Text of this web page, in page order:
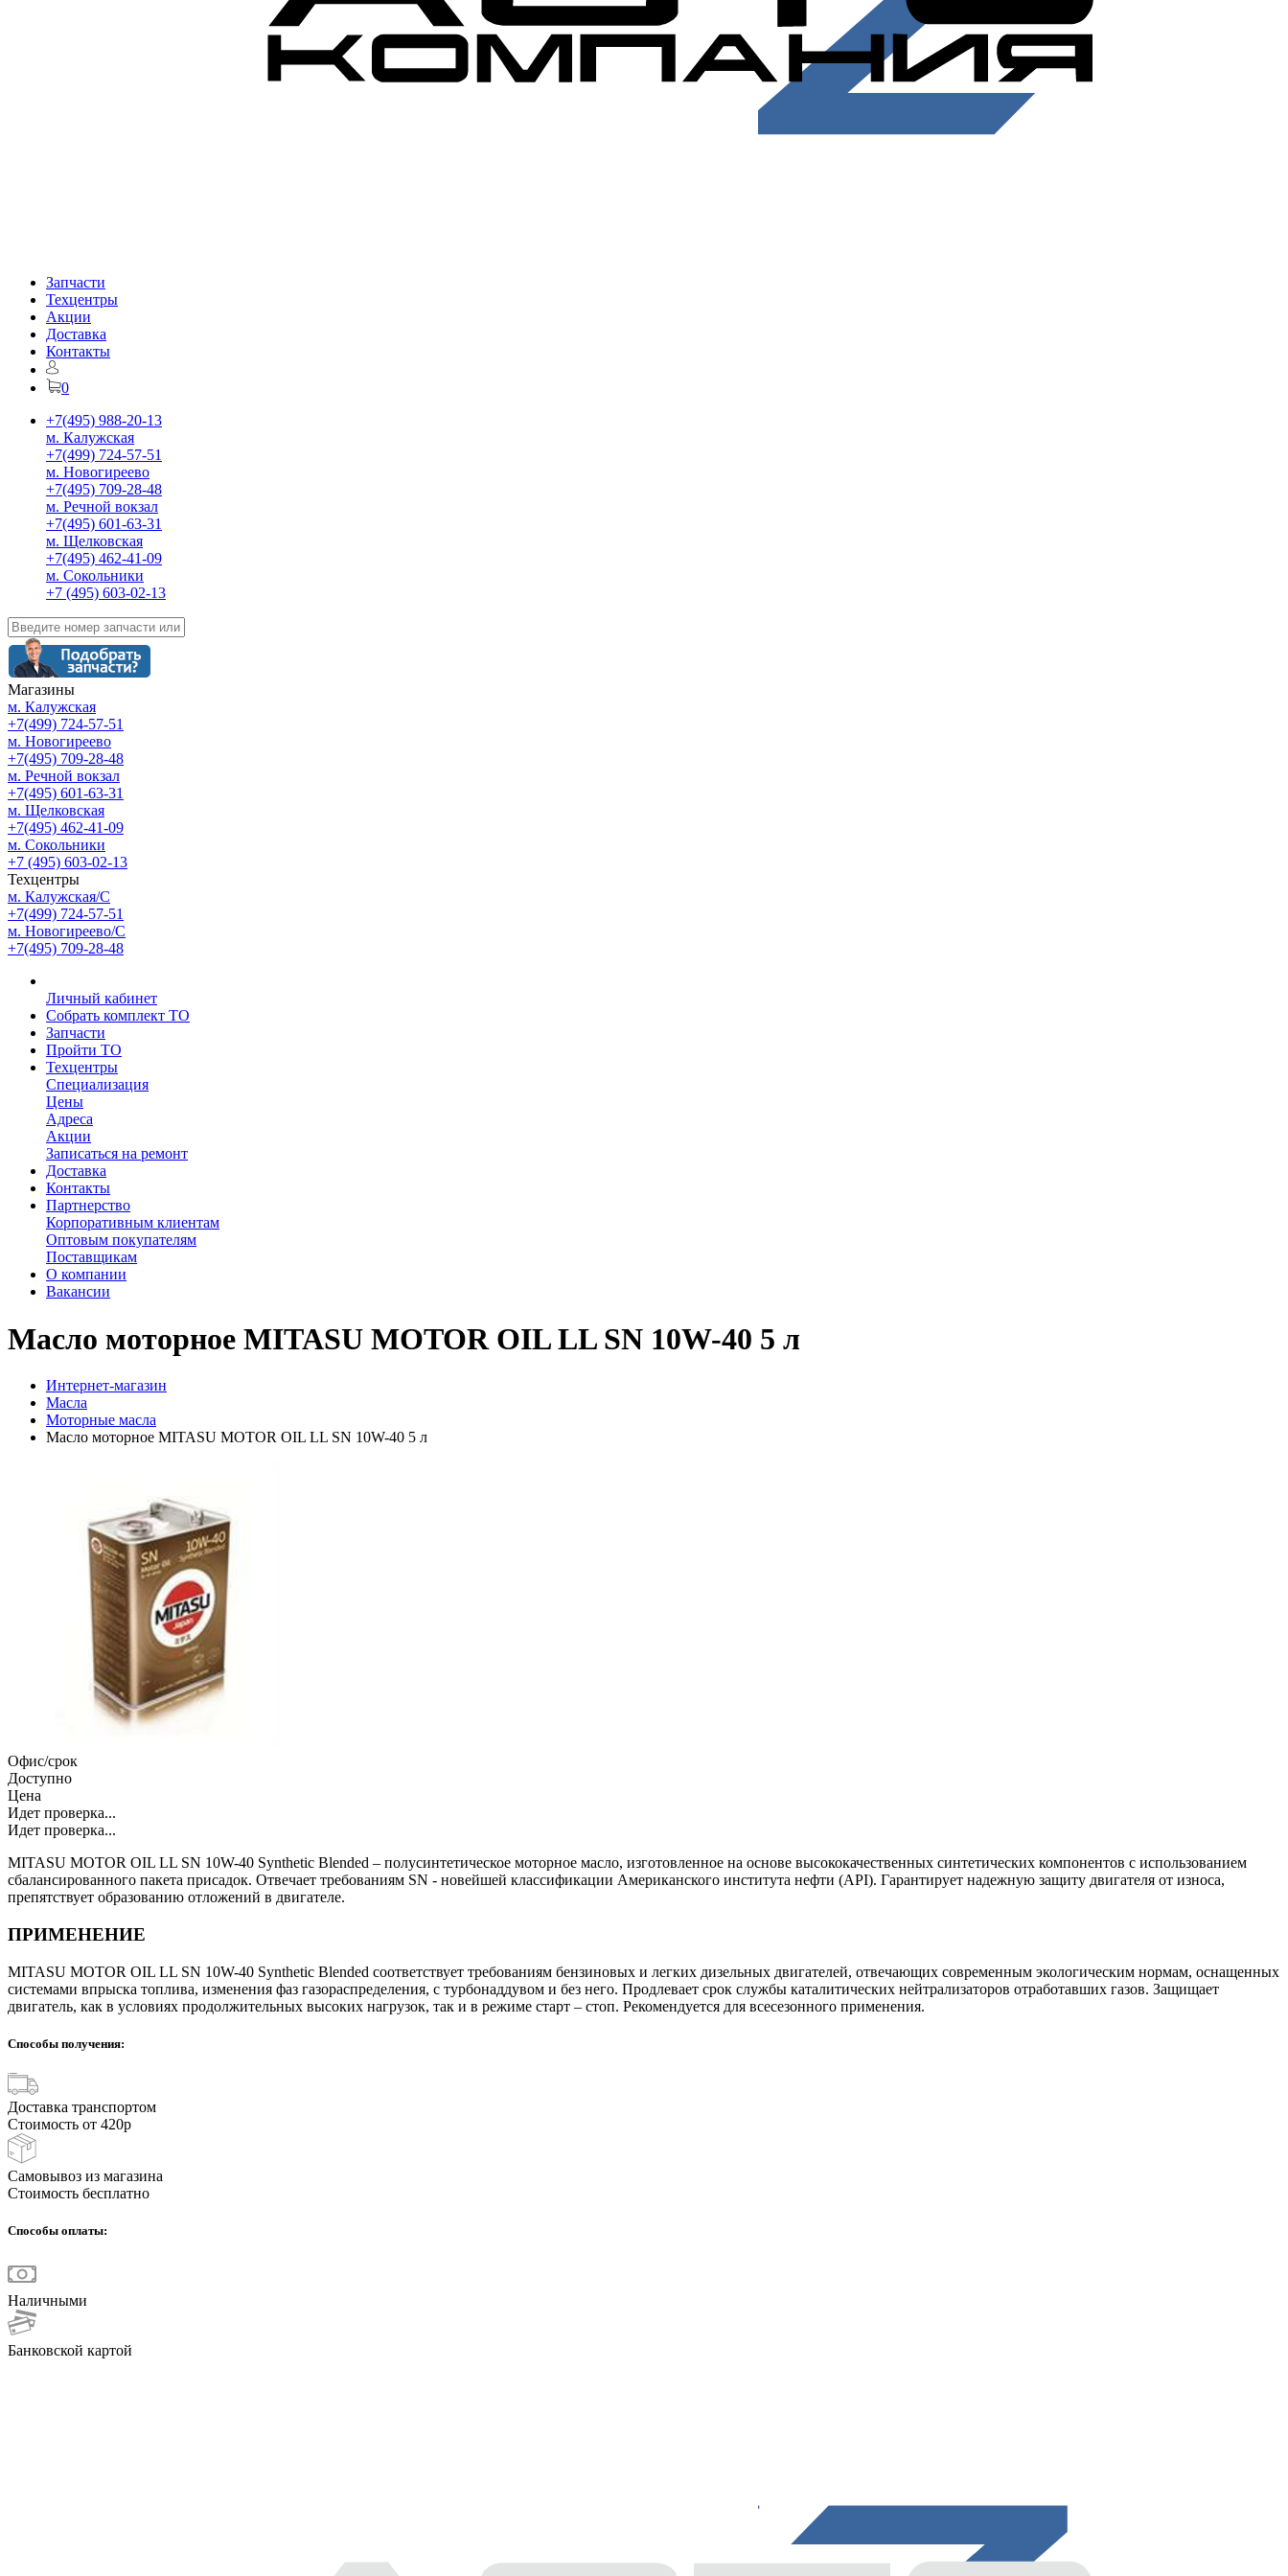
Запчасти
Техцентры
Акции
Доставка
Контакты
0
+7(495) 988-20-13
м. Калужская
+7(499) 724-57-51
м. Новогиреево
+7(495) 709-28-48
м. Речной вокзал
+7(495) 601-63-31
м. Щелковская
+7(495) 462-41-09
м. Сокольники
+7 (495) 603-02-13
Магазины
м. Калужская
+7(499) 724-57-51
м. Новогиреево
+7(495) 709-28-48
м. Речной вокзал
+7(495) 601-63-31
м. Щелковская
+7(495) 462-41-09
м. Сокольники
+7 (495) 603-02-13
Техцентры
м. Калужская/С
+7(499) 724-57-51
м. Новогиреево/С
+7(495) 709-28-48
Личный кабинет
Собрать комплект ТО
Запчасти
Пройти ТО
Техцентры
Специализация
Цены
Адреса
Акции
Записаться на ремонт
Доставка
Контакты
Партнерство
Корпоративным клиентам
Оптовым покупателям
Поставщикам
О компании
Вакансии
Масло моторное MITASU MOTOR OIL LL SN 10W-40 5 л
Интернет-магазин
Масла
Моторные масла
Масло моторное MITASU MOTOR OIL LL SN 10W-40 5 л
Офис/срок
Доступно
Цена
Идет проверка...
Идет проверка...
MITASU MOTOR OIL LL SN 10W-40 Synthetic Blended – полусинтетическое моторное масло, изготовленное на основе высококачественных синтетических компонентов с использованием
сбалансированного пакета присадок. Отвечает требованиям SN - новейшей классификации Американского института нефти (API). Гарантирует надежную защиту двигателя от износа,
препятствует образованию отложений в двигателе.
ПРИМЕНЕНИЕ
MITASU MOTOR OIL LL SN 10W-40 Synthetic Blended соответствует требованиям бензиновых и легких дизельных двигателей, отвечающих современным экологическим нормам, оснащенных
системами впрыска топлива, изменения фаз газораспределения, с турбонаддувом и без него. Продлевает срок службы каталитических нейтрализаторов отработавших газов. Защищает
двигатель, как в условиях продолжительных высоких нагрузок, так и в режиме старт – стоп. Рекомендуется для всесезонного применения.
Способы получения:
Доставка транспортом
Стоимость от 420р
Самовывоз из магазина
Стоимость бесплатно
Способы оплаты:
Наличными
Банковской картой